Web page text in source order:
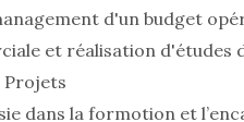
d'un budget
et réalisation d'études
Projets
dans la formotion et